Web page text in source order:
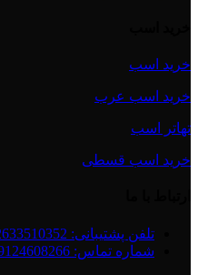
خرید اسب
خرید اسب عرب
تهاتر اسب
خرید اسب قسطی
تلفن پشتیبانی: 02633510352
شماره تماس: 09124608266